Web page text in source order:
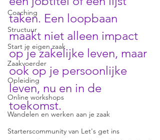
Coaching
Structuur
Start je eigen zaak
Zaakvoerder
Opleiding
Online workshops
Wandelen en werken aan je zaak
Starterscommunity van Let's get ins
taken. Een loopbaan
maakt niet alleen impact
op je zakelijke leven, maar
ook op je persoonlijke
leven, nu en in de
toekomst.